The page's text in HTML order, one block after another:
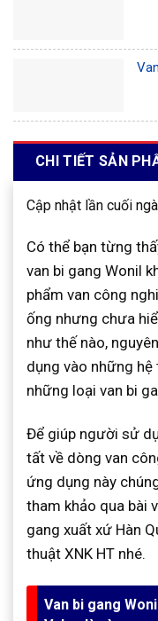
CHI TIẾT SẢN
Cập nhật lần cuối
Có thể bạn từng
van bi gang Wonil
phẩm van công
ống nhưng chưa
như thế nào,
dụng vào những
những loại van bi
Để giúp người sử
tất về dòng van
ứng dụng này
tham khảo qua bài
gang xuất xứ Hàn
thuật XNK HT nhé.
Van bi gang